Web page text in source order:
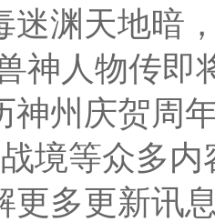
迷渊天地暗
神人物传
神州庆贺周
境等众多
更多更新讯